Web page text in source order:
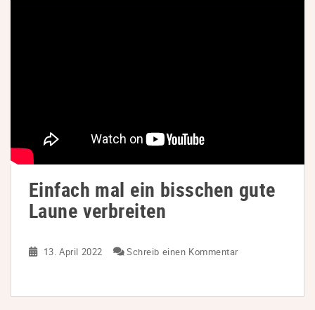
Einfach mal ein bisschen gute
Laune verbreiten
13. April 2022 Schreib einen Kommentar